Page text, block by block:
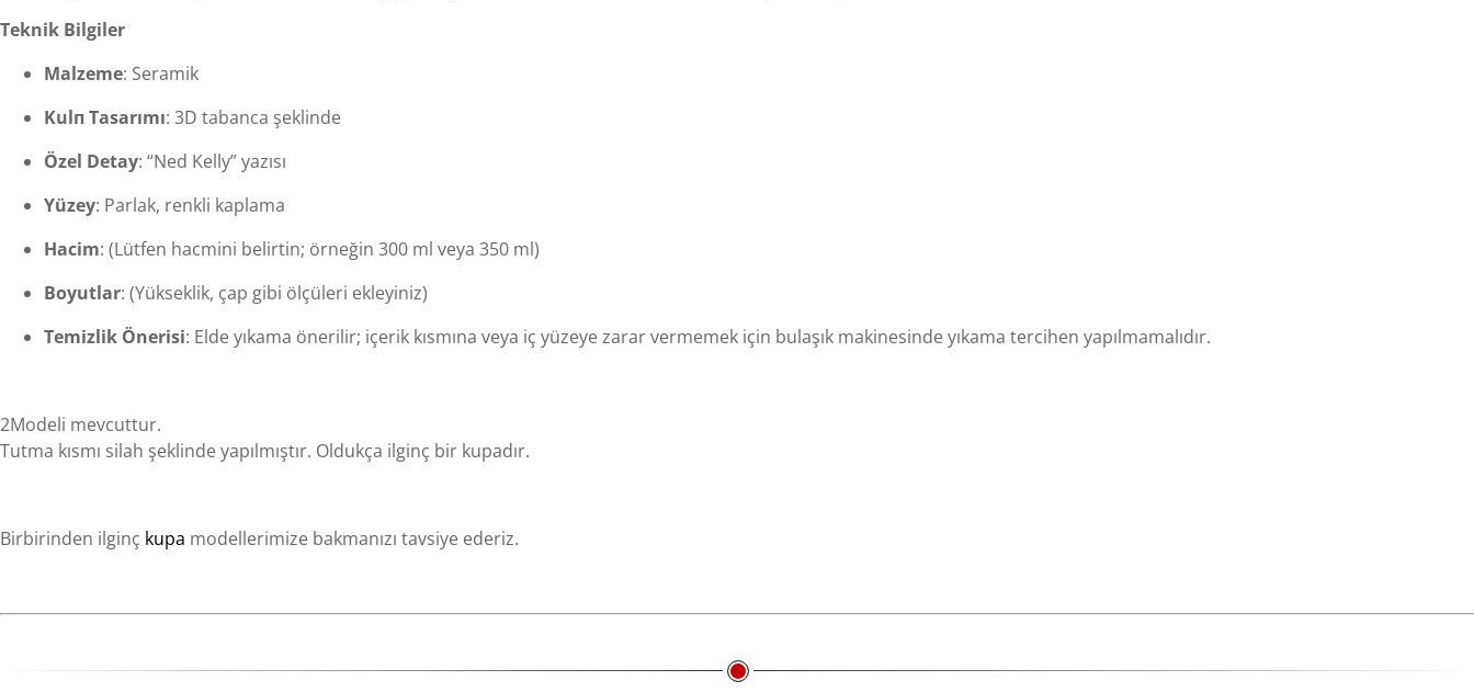
Teknik Bilgiler
Malzeme: Seramik
Kulп Tasarımı: 3D tabanca şeklinde
Özel Detay: “Ned Kelly” yazısı
Yüzey: Parlak, renkli kaplama
Hacim: (Lütfen hacmini belirtin; örneğin 300 ml veya 350 ml)
Boyutlar: (Yükseklik, çap gibi ölçüleri ekleyiniz)
Temizlik Önerisi: Elde yıkama önerilir; içerik kısmına veya iç yüzeye zarar vermemek için bulaşık makinesinde yıkama tercihen yapılmamalıdır.
2Modeli mevcuttur.
Tutma kısmı silah şeklinde yapılmıştır. Oldukça ilginç bir kupadır.
Birbirinden ilginç kupa modellerimize bakmanızı tavsiye ederiz.